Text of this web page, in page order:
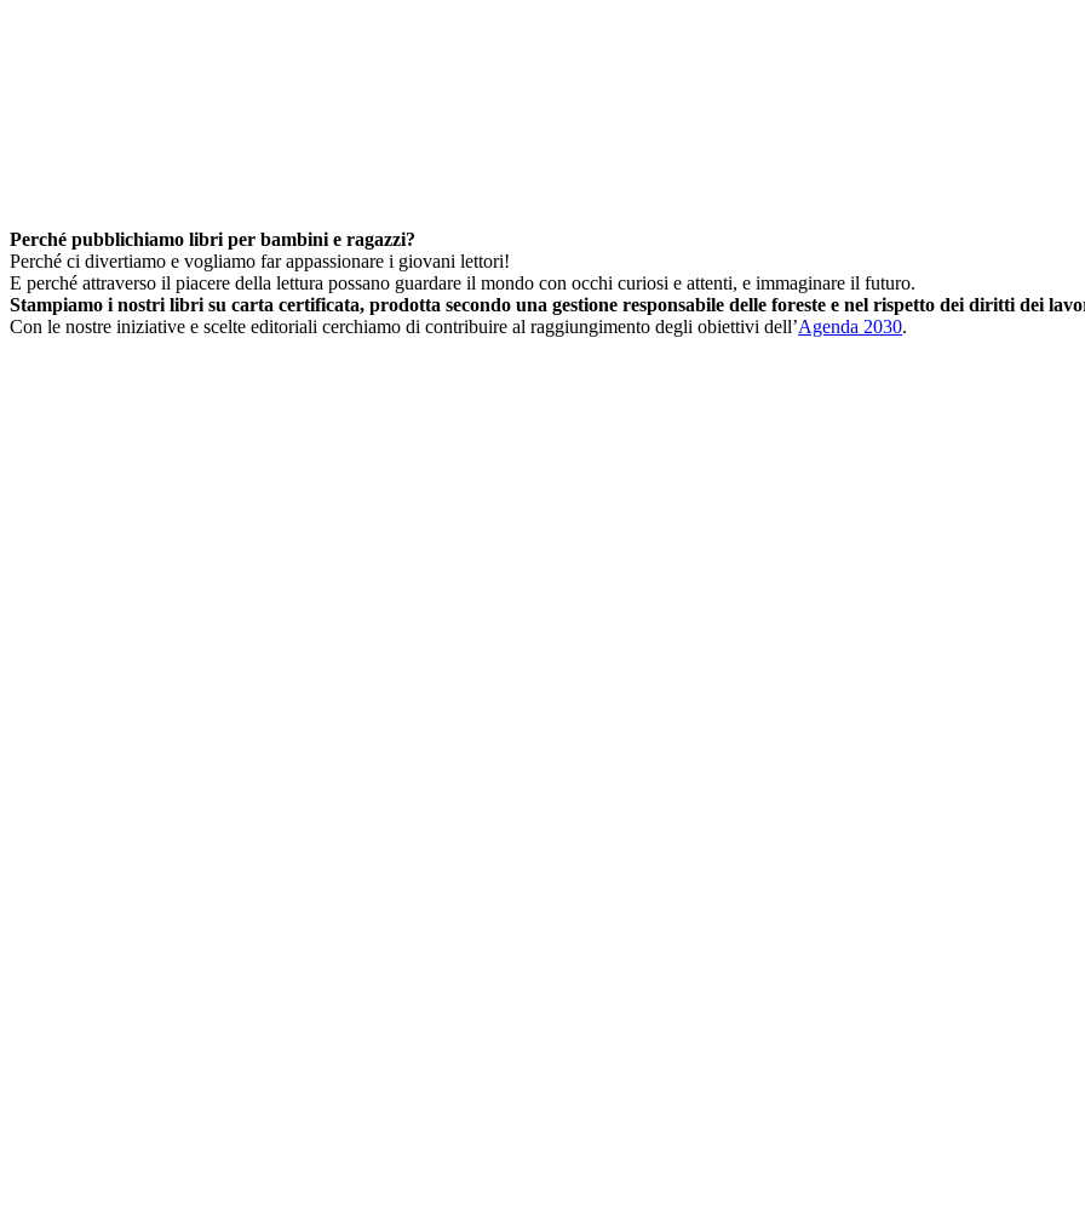
Perché pubblichiamo libri per bambini e ragazzi?
Perché ci divertiamo e vogliamo far appassionare i giovani lettori!
E perché attraverso il piacere della lettura possano guardare il mondo con occhi curiosi e attenti, e immaginare il futuro.
Stampiamo i nostri libri su carta certificata, prodotta secondo una gestione responsabile delle foreste e nel rispetto dei diritti dei
Con le nostre iniziative e scelte editoriali cerchiamo di contribuire al raggiungimento degli obiettivi dell’Agenda 2030.